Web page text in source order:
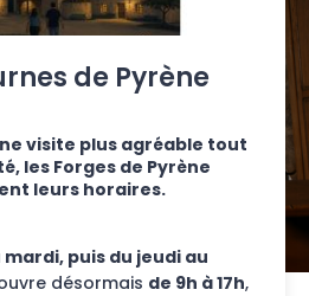
de Pyrène
visite plus agréable tout
les Forges de Pyrène
leurs horaires.
mardi, puis du jeudi au
désormais de 9h à 17h,